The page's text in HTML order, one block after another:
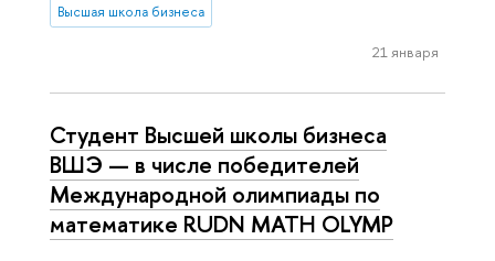
Высшая школа бизнеса
21 января
Студент Высшей школы бизнеса
ВШЭ — в числе победителей
Международной олимпиады по
математике RUDN MATH OLYMP